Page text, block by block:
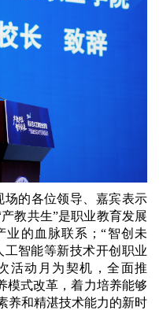
的各位领导、嘉宾表示
教共生”是职业教育发展
业的血脉联系；“智创未
智能等新技术开创职业
活动月为契机，全面推
模式改革，着力培养能够
养和精湛技术能力的新时